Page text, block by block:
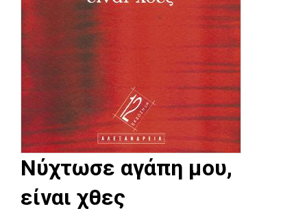
Νύχτωσε αγάπη μου,
είναι χθες